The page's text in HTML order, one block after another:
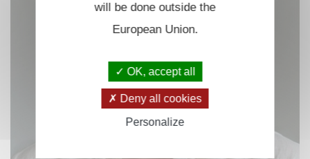
will be done outside the
European Union.
OK, accept all
Deny all cookies
Personalize